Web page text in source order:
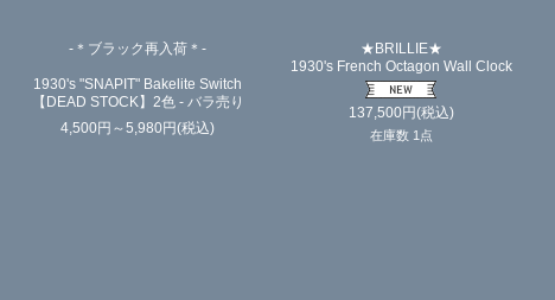
-＊ブラック再入荷＊-
1930's "SNAPIT" Bakelite Switch
【DEAD STOCK】2色 - バラ売り
4,500円 ～5,980円(税込)
★BRILLIE★
1930's French Octagon Wall Clock
137,500円(税込)
在庫数 1点